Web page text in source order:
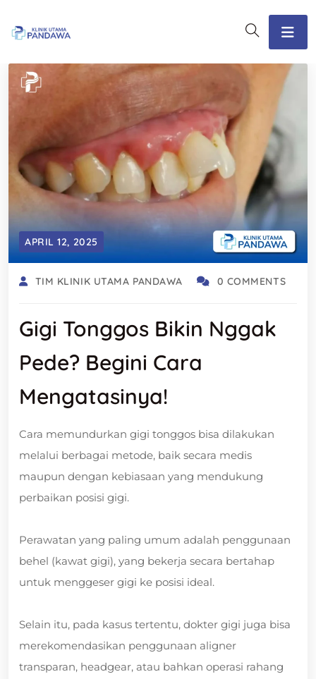
APRIL 12, 2025
TIM KLINIK UTAMA PANDAWA 0 COMMENTS
Gigi Tonggos Bikin Nggak
Pede? Begini Cara
Mengatasinya!
Cara memundurkan gigi tonggos bisa dilakukan
melalui berbagai metode, baik secara medis
maupun dengan kebiasaan yang mendukung
perbaikan posisi gigi.
Perawatan yang paling umum adalah penggunaan
behel (kawat gigi), yang bekerja secara bertahap
untuk menggeser gigi ke posisi ideal.
Selain itu, pada kasus tertentu, dokter gigi juga bisa
merekomendasikan penggunaan aligner
transparan, headgear, atau bahkan operasi rahang